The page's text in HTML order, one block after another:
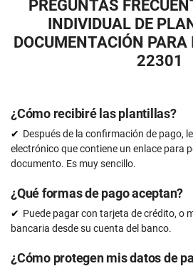
PREGUNTAS
INDIVIDUAL DE
DOCUMENTACIÓN
22301
¿Cómo recibiré las plantillas?
Después de la confirmación de pago,
electrónico que contiene un enlace para
documento. Es muy sencillo.
¿Qué formas de pago aceptan?
Puede pagar con tarjeta de crédito, o
bancaria desde su cuenta del banco.
¿Cómo protegen mis datos de